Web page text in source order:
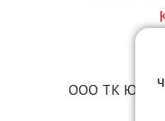
ООО ТК